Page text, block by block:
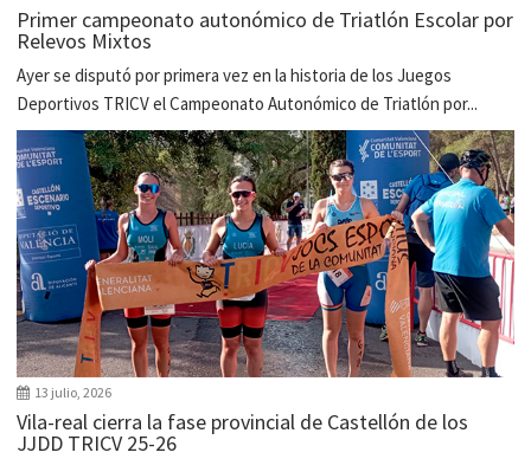
Primer campeonato autonómico de Triatlón Escolar por
Relevos Mixtos
Ayer se disputó por primera vez en la historia de los Juegos
Deportivos TRICV el Campeonato Autonómico de Triatlón por...
13 julio, 2026
Vila-real cierra la fase provincial de Castellón de los
JJDD TRICV 25-26